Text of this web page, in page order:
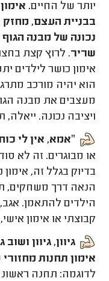
יותר של החיים.
בבניית העצם, מחזק
נכונה של מבנה
שריר. לרוץ קצת
אימון כושר לילדים
הוא יהיה מורכב
מעצבים את מבנה
ויציבה נכונה.
״אמא, אין לי
או מבוגרים. זה לא
בדיוק בגלל זה,
הנאה דרך משחקים,
הילדים להתאמן.
קבוצתי או אימון
גיוון, גיוון ושוב
אימון תחנות מחזורי
לדוגמה: תחנה